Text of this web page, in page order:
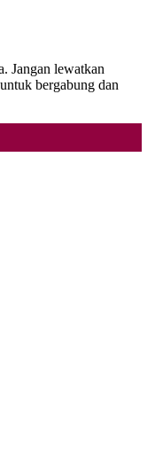
Jangan lewatkan
bergabung dan